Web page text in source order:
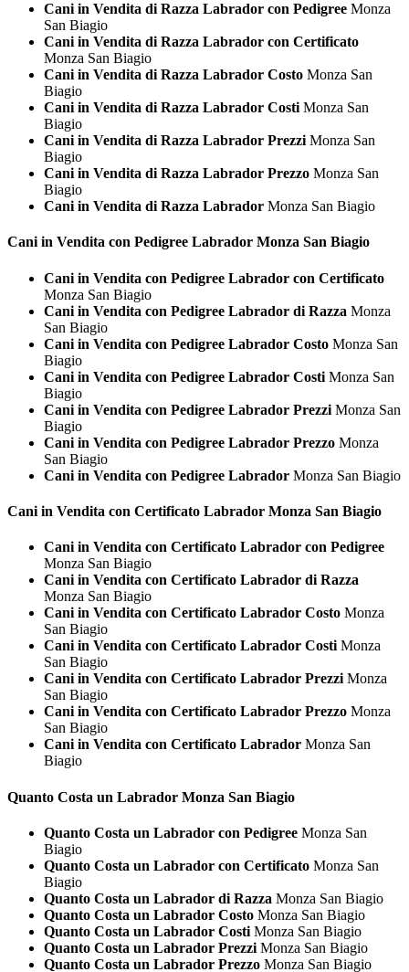
Cani in Vendita di Razza Labrador con Pedigree Monza
San Biagio
Cani in Vendita di Razza Labrador con Certificato
Monza San Biagio
Cani in Vendita di Razza Labrador Costo Monza San
Biagio
Cani in Vendita di Razza Labrador Costi Monza San
Biagio
Cani in Vendita di Razza Labrador Prezzi Monza San
Biagio
Cani in Vendita di Razza Labrador Prezzo Monza San
Biagio
Cani in Vendita di Razza Labrador Monza San Biagio
Cani in Vendita con Pedigree Labrador Monza San Biagio
Cani in Vendita con Pedigree Labrador con Certificato
Monza San Biagio
Cani in Vendita con Pedigree Labrador di Razza Monza
San Biagio
Cani in Vendita con Pedigree Labrador Costo Monza San
Biagio
Cani in Vendita con Pedigree Labrador Costi Monza San
Biagio
Cani in Vendita con Pedigree Labrador Prezzi Monza San
Biagio
Cani in Vendita con Pedigree Labrador Prezzo Monza
San Biagio
Cani in Vendita con Pedigree Labrador Monza San Biagio
Cani in Vendita con Certificato Labrador Monza San Biagio
Cani in Vendita con Certificato Labrador con Pedigree
Monza San Biagio
Cani in Vendita con Certificato Labrador di Razza
Monza San Biagio
Cani in Vendita con Certificato Labrador Costo Monza
San Biagio
Cani in Vendita con Certificato Labrador Costi Monza
San Biagio
Cani in Vendita con Certificato Labrador Prezzi Monza
San Biagio
Cani in Vendita con Certificato Labrador Prezzo Monza
San Biagio
Cani in Vendita con Certificato Labrador Monza San
Biagio
Quanto Costa un Labrador Monza San Biagio
Quanto Costa un Labrador con Pedigree Monza San
Biagio
Quanto Costa un Labrador con Certificato Monza San
Biagio
Quanto Costa un Labrador di Razza Monza San Biagio
Quanto Costa un Labrador Costo Monza San Biagio
Quanto Costa un Labrador Costi Monza San Biagio
Quanto Costa un Labrador Prezzi Monza San Biagio
Quanto Costa un Labrador Prezzo Monza San Biagio